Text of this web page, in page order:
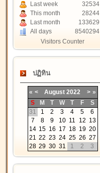
Last week
32534
This month
28244
Last month
133629
All days
8540294
Visitors Counter
ปฏิทิน
« < August 2022 > »
S
M T W T F
S
31
1 2 3 4 5
6
7
8 9 10 11 12 13
14 15 16 17 18 19 20
21 22 23 24 25 26 27
28 29 30 31 1 2 3